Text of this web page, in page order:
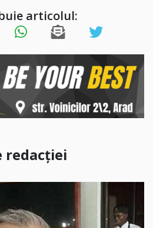
articolul:
redacției